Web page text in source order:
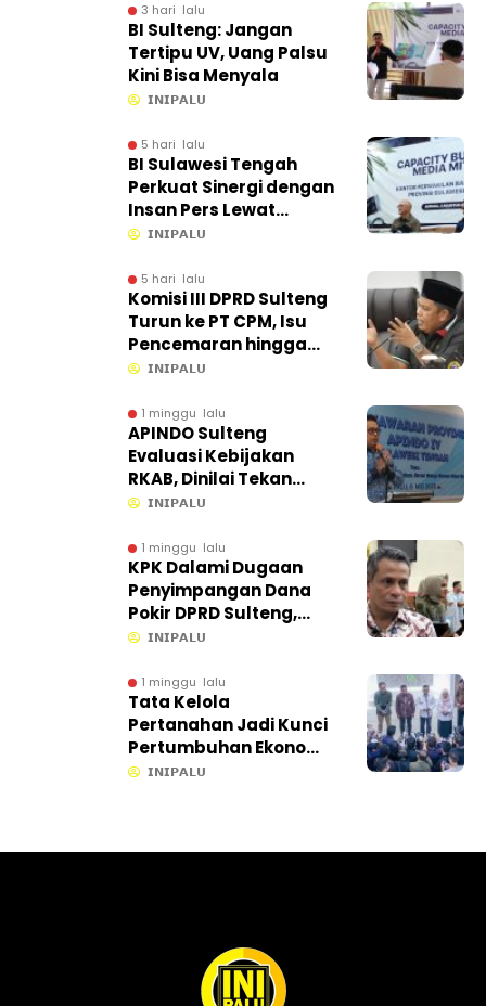
3 hari lalu
BI Sulteng: Jangan
Tertipu UV, Uang Palsu
Kini Bisa Menyala
𝗜𝗡𝗜𝗣𝗔𝗟𝗨
5 hari lalu
BI Sulawesi Tengah
Perkuat Sinergi dengan
Insan Pers Lewat
Capacity Building di
𝗜𝗡𝗜𝗣𝗔𝗟𝗨
5 hari lalu
Komisi III DPRD Sulteng
Turun ke PT CPM, Isu
Pencemaran hingga
Kontribusi PAD Jadi
𝗜𝗡𝗜𝗣𝗔𝗟𝗨
1 minggu lalu
APINDO Sulteng
Evaluasi Kebijakan
RKAB, Dinilai Tekan
Efisiensi Ekonomi
𝗜𝗡𝗜𝗣𝗔𝗟𝗨
1 minggu lalu
KPK Dalami Dugaan
Penyimpangan Dana
Pokir DPRD Sulteng,
Proses di Sekretariat
𝗜𝗡𝗜𝗣𝗔𝗟𝗨
1 minggu lalu
Tata Kelola
Pertanahan Jadi Kunci
Pertumbuhan Ekonomi,
Gubernur Anwar Hafid
𝗜𝗡𝗜𝗣𝗔𝗟𝗨